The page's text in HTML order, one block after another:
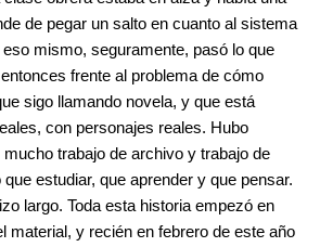
de pegar un salto en cuanto al sistema
mismo, seguramente, pasó lo que
frente al problema de cómo
sigo llamando novela, y que está
con personajes reales. Hubo
trabajo de archivo y trabajo de
estudiar, que aprender y que pensar.
largo. Toda esta historia empezó en
material, y recién en febrero de este año